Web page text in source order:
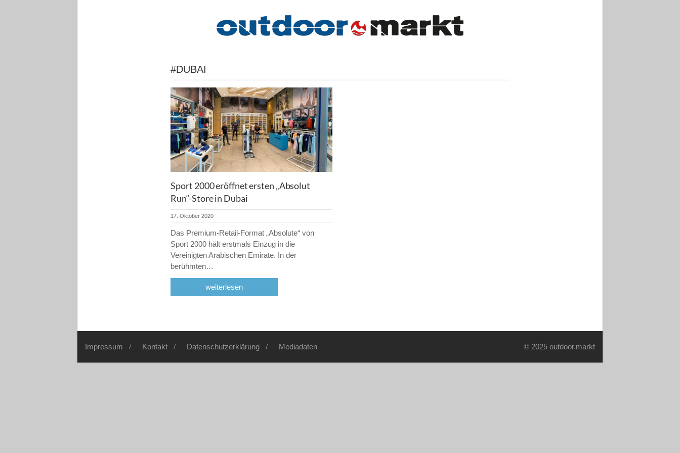
#DUBAI
Sport 2000 eröffnet ersten „Absolut
Run“-Store in Dubai
17. Oktober 2020
Das Premium-Retail-Format „Absolute“ von
Sport 2000 hält erstmals Einzug in die
Vereinigten Arabischen Emirate. In der
berühmten…
weiterlesen
Impressum Kontakt Datenschutzerklärung Mediadaten © 2025 outdoor.markt